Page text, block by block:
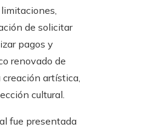
de solicitar
pagos y
renovado de
artística,
cultural.
fue presentada